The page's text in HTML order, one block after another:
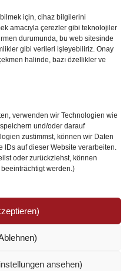
için, cihaz bilgilerini
amacıyla çerezler gibi teknolojiler
durumunda, bu web sitesinde
gibi verileri işleyebiliriz. Onay
halinde, bazı özellikler ve
verwenden wir Technologien wie
und/oder darauf
zustimmst, können wir Daten
IDs auf dieser Website verarbeiten.
oder zurückziehst, können
werden.)
ansehen)
Ligi Finali: Freiburg ve Aston
Yazmaya Hazırlanıyor
Site sahibi